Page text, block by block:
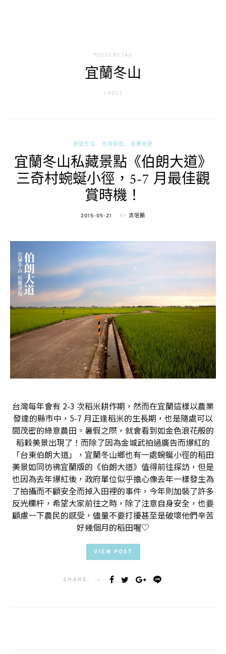
POSTS BY TAG
宜蘭冬山
1 POST
旅遊生活 台灣旅遊 宜蘭旅遊
宜蘭冬山私藏景點《伯朗大道》
三奇村蜿蜒小徑，5-7 月最佳觀
賞時機！
POSTED
2015-05-21 BY 流氓顆
台灣每年會有 2-3 次稻米耕作期，然而在宜蘭這樣以農業
發達的縣市中，5-7 月正逢稻米的生長期，也是隨處可以
間茂密的綠意農田。暑假之際，就會看到如金色浪花般的
稻穀美景出現了！而除了因為金城武拍過廣告而爆紅的
「台東伯朗大道」，宜蘭冬山鄉也有一處蜿蜒小徑的稻田
美景如同彷彿宜蘭版的《伯朗大道》值得前往探訪，但是
也因為去年爆紅後，政府單位似乎擔心像去年一樣發生為
了拍攝而不顧安全而掉入田裡的事件，今年則加裝了許多
反光欄杆，希望大家前往之時，除了注意自身安全，也要
顧慮一下農民的感受，儘量不要打擾甚至是破壞他們辛苦
好幾個月的稻田喔♡
VIEW POST
SHARE